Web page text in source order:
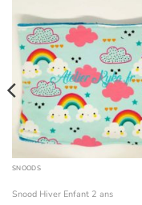
SNOODS
Snood Hiver Enfant 2 ans